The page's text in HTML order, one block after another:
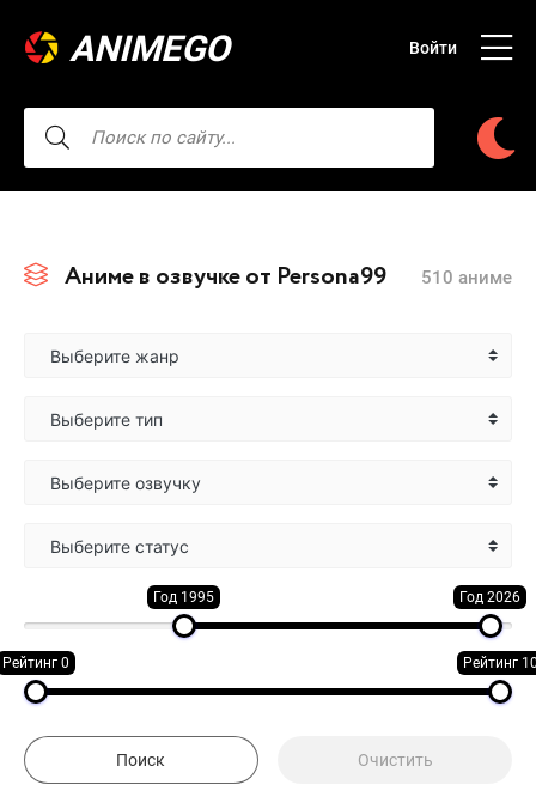
ANIMEGO Войти
Аниме в озвучке от Persona99 510 аниме
Выберите жанр
Выберите тип
Выберите озвучку
Выберите статус
Год 1995 Год 2026
Рейтинг 0 Рейтинг